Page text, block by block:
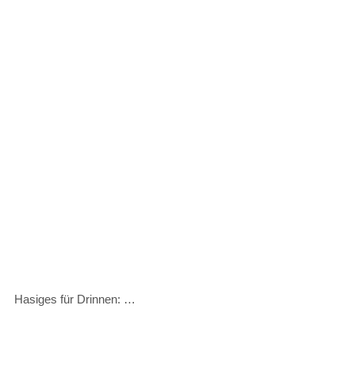
Hasiges für Drinnen: …